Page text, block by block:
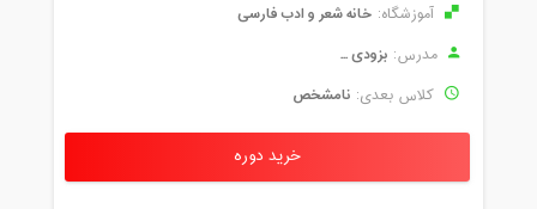
آموزشگاه: خانه شعر و ادب فارسی
مدرس: بزودی ...
کلاس بعدی: نامشخص
خرید دوره